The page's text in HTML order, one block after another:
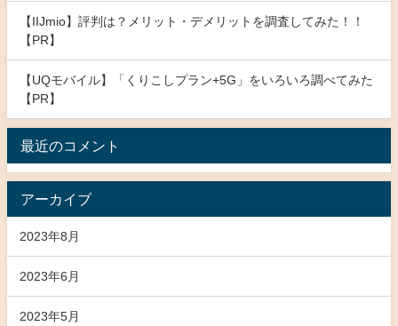
【IIJmio】評判は？メリット・デメリットを調査してみた！！
【PR】
【UQモバイル】「くりこしプラン+5G」をいろいろ調べてみた
【PR】
最近のコメント
アーカイブ
2023年8月
2023年6月
2023年5月